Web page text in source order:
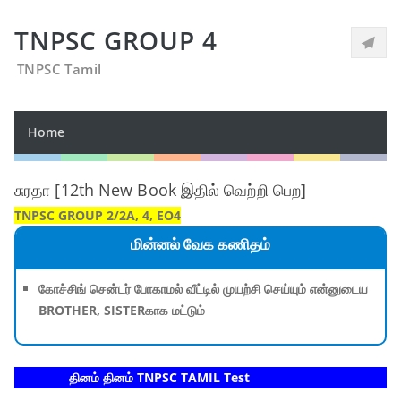
TNPSC GROUP 4
TNPSC Tamil
Home
சுரதா [12th New Book இதில் வெற்றி பெற]
TNPSC GROUP 2/2A, 4, EO4
மின்னல் வேக கணிதம்
கோச்சிங் சென்டர் போகாமல் வீட்டில் முயற்சி செய்யும் என்னுடைய
BROTHER, SISTERகாக மட்டும்
தினம் தினம் TNPSC TAMIL Test